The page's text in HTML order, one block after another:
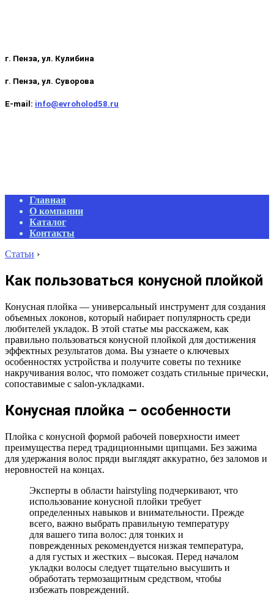
г. Пенза, ул. Кулибина
г. Пенза, ул. Суворова
E-mail: info@evroholod58.ru
Primary
Navigation
Menu
Главная
О компании
Каталог
Контакты
Статьи ›
Как пользоваться конусной плойкой
Конусная плойка — универсальный инструмент для создания
объемных локонов, который набирает популярность среди
любителей укладок. В этой статье мы расскажем, как
правильно пользоваться конусной плойкой для достижения
эффектных результатов дома. Вы узнаете о ключевых
особенностях устройства и получите советы по технике
накручивания волос, что поможет создать стильные прически,
сопоставимые с salon-укладками.
Конусная плойка – особенности
Плойка с конусной формой рабочей поверхности имеет
преимущества перед традиционными щипцами. Без зажима
для удержания волос пряди выглядят аккуратно, без заломов и
неровностей на концах.
Эксперты в области hairstyling подчеркивают, что
использование конусной плойки требует
определенных навыков и внимательности. Прежде
всего, важно выбрать правильную температуру
для вашего типа волос: для тонких и
поврежденных рекомендуется низкая температура,
а для густых и жестких – высокая. Перед началом
укладки волосы следует тщательно высушить и
обработать термозащитным средством, чтобы
избежать повреждений.